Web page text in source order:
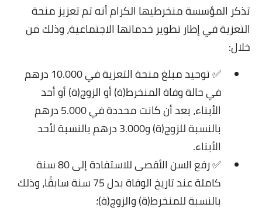
تذكر المؤسسة منخرطيها الكرام أنه تم تعزيز منحة
التعزية في إطار تطوير خدماتها الاجتماعية، وذلك من
خلال:
✅ توحيد مبلغ منحة التعزية في 10.000 درهم
في حالة وفاة المنخرط(ة) أو الزوج(ة) أو أحد
الأبناء، بعد أن كانت محددة في 5.000 درهم
بالنسبة للزوج(ة) و3.000 درهم بالنسبة لأحد
الأبناء.
✅ رفع السن الأقصى للاستفادة إلى 80 سنة
كاملة عند تاريخ الوفاة بدل 75 سنة سابقًا، وذلك
بالنسبة للمنخرط(ة) والزوج(ة)؛